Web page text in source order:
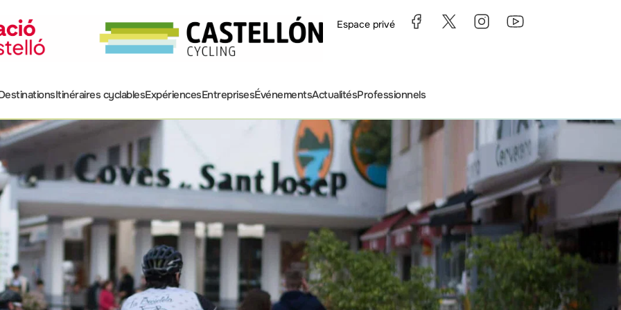
Espace privé
Itinéraires cyclablesExpériencesEntreprisesÉvénementsActualitésProfessionnels